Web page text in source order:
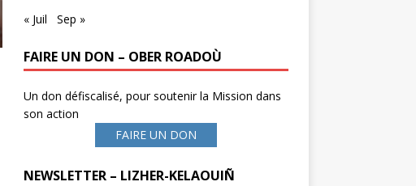
« Juil Sep »
FAIRE UN DON – OBER ROADOÙ
Un don défiscalisé, pour soutenir la Mission dans
son action
FAIRE UN DON
NEWSLETTER – LIZHER-KELAOUIÑ